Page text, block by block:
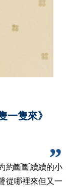
一隻來》
約斷斷續續的小
從哪裡來但又一